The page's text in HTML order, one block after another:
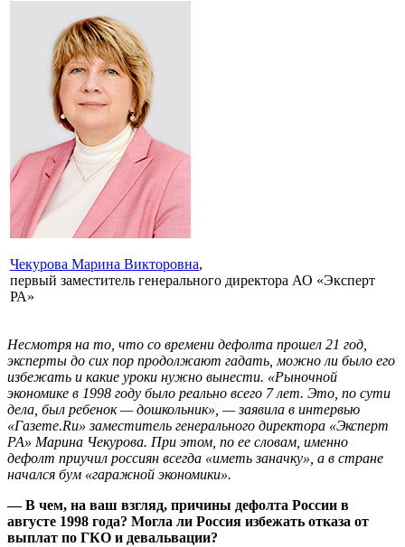
Чекурова Марина Викторовна,
первый заместитель генерального директора АО «Эксперт
РА»
Несмотря на то, что со времени дефолта прошел 21 год,
эксперты до сих пор продолжают гадать, можно ли было его
избежать и какие уроки нужно вынести. «Рыночной
экономике в 1998 году было реально всего 7 лет. Это, по сути
дела, был ребенок — дошкольник», — заявила в интервью
«Газете.Ru» заместитель генерального директора «Эксперт
РА» Марина Чекурова. При этом, по ее словам, именно
дефолт приучил россиян всегда «иметь заначку», а в стране
начался бум «гаражной экономики».
— В чем, на ваш взгляд, причины дефолта России в
августе 1998 года? Могла ли Россия избежать отказа от
выплат по ГКО и девальвации?